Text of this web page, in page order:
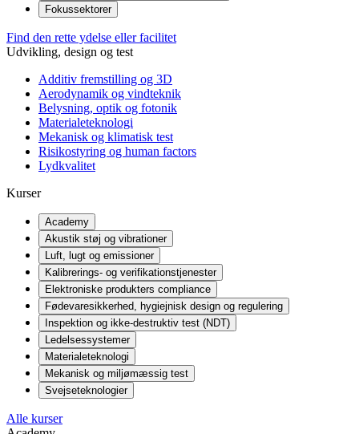
Fokussektorer
Find den rette ydelse eller facilitet
Udvikling, design og test
Additiv fremstilling og 3D
Aerodynamik og vindteknik
Belysning, optik og fotonik
Materialeteknologi
Mekanisk og klimatisk test
Risikostyring og human factors
Lydkvalitet
Kurser
Academy
Akustik støj og vibrationer
Luft, lugt og emissioner
Kalibrerings- og verifikationstjenester
Elektroniske produkters compliance
Fødevaresikkerhed, hygiejnisk design og regulering
Inspektion og ikke-destruktiv test (NDT)
Ledelsessystemer
Materialeteknologi
Mekanisk og miljømæssig test
Svejseteknologier
Alle kurser